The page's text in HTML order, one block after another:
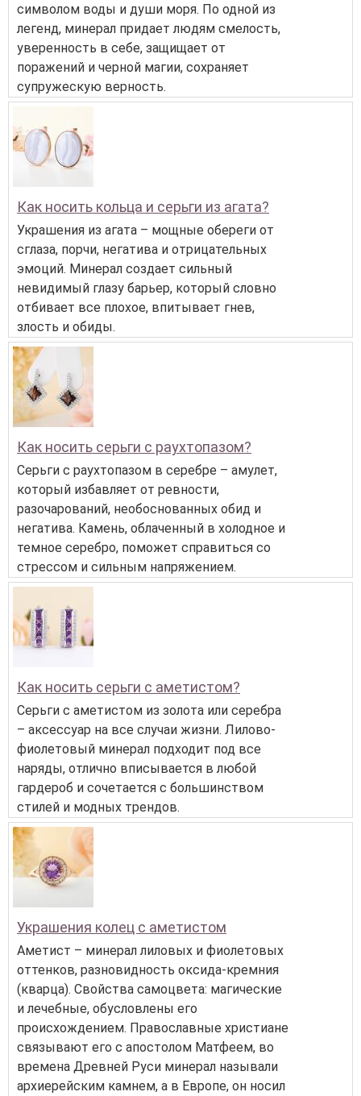
символом воды и души моря. По одной из
легенд, минерал придает людям смелость,
уверенность в себе, защищает от
поражений и черной магии, сохраняет
супружескую верность.
Как носить кольца и серьги из агата?
Украшения из агата – мощные обереги от
сглаза, порчи, негатива и отрицательных
эмоций. Минерал создает сильный
невидимый глазу барьер, который словно
отбивает все плохое, впитывает гнев,
злость и обиды.
Как носить серьги с раухтопазом?
Серьги с раухтопазом в серебре – амулет,
который избавляет от ревности,
разочарований, необоснованных обид и
негатива. Камень, облаченный в холодное и
темное серебро, поможет справиться со
стрессом и сильным напряжением.
Как носить серьги с аметистом?
Серьги с аметистом из золота или серебра
– аксессуар на все случаи жизни. Лилово-
фиолетовый минерал подходит под все
наряды, отлично вписывается в любой
гардероб и сочетается с большинством
стилей и модных трендов.
Украшения колец с аметистом
Аметист – минерал лиловых и фиолетовых
оттенков, разновидность оксида-кремния
(кварца). Свойства самоцвета: магические
и лечебные, обусловлены его
происхождением. Православные христиане
связывают его с апостолом Матфеем, во
времена Древней Руси минерал называли
архиерейским камнем, а в Европе, он носил